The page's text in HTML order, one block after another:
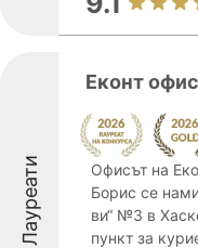
Лауреати
Еконт
Офисът на
Борис се
ви“ №3 в
пункт за